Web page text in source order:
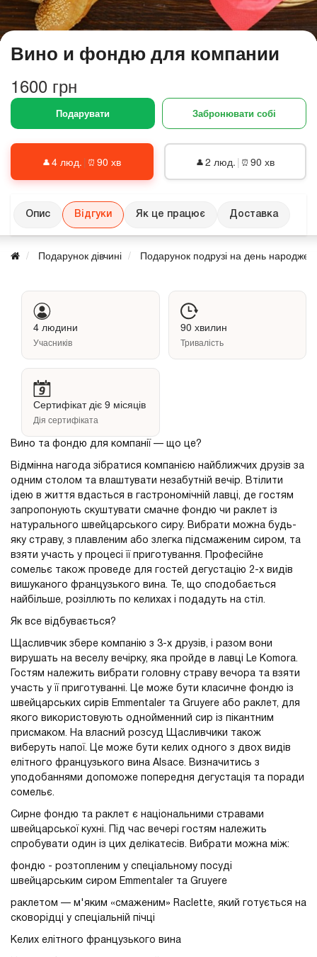
Вино и фондю для компании
1600 грн
Подарувати Забронювати собі
👤 4 люд. | ⏰ 90 хв 👤2 люд. | ⏰ 90 хв
Опис Відгуки Як це працює Доставка
Подарунок дівчині Подарунок подрузі на день
4 людини
Учасників
90 хвилин
Тривалість
Сертифікат діє 9 місяців
Дія сертифіката
Вино та фондю для компанії — що це?
Відмінна нагода зібратися компанією найближчих друзів за
одним столом та влаштувати незабутній вечір. Втілити
ідею в життя вдасться в гастрономічній лавці, де гостям
запропонують скуштувати смачне фондю чи раклет із
натурального швейцарського сиру. Вибрати можна будь-
яку страву, з плавленим або злегка підсмаженим сиром, та
взяти участь у процесі її приготування. Професійне
сомельє також проведе для гостей дегустацію 2-х видів
вишуканого французького вина. Те, що сподобається
найбільше, розіллють по келихах і подадуть на стіл.
Як все відбувається?
Щасливчик збере компанію з 3-х друзів, і разом вони
вирушать на веселу вечірку, яка пройде в лавці Le Komora.
Гостям належить вибрати головну страву вечора та взяти
участь у її приготуванні. Це може бути класичне фондю із
швейцарських сирів Emmentaler та Gruyere або раклет, для
якого використовують однойменний сир із пікантним
присмаком. На власний розсуд Щасливчики також
виберуть напої. Це може бути келих одного з двох видів
елітного французького вина Alsace. Визначитись з
уподобаннями допоможе попередня дегустація та поради
сомельє.
Сирне фондю та раклет є національними стравами
швейцарської кухні. Під час вечері гостям належить
спробувати один із цих делікатесів. Вибрати можна між:
фондю - розтопленим у спеціальному посуді
швейцарським сиром Emmentaler та Gruyere
раклетом — м'яким «смаженим» Raclette, який готується на
сковорідці у спеціальній пічці
Келих елітного французького вина